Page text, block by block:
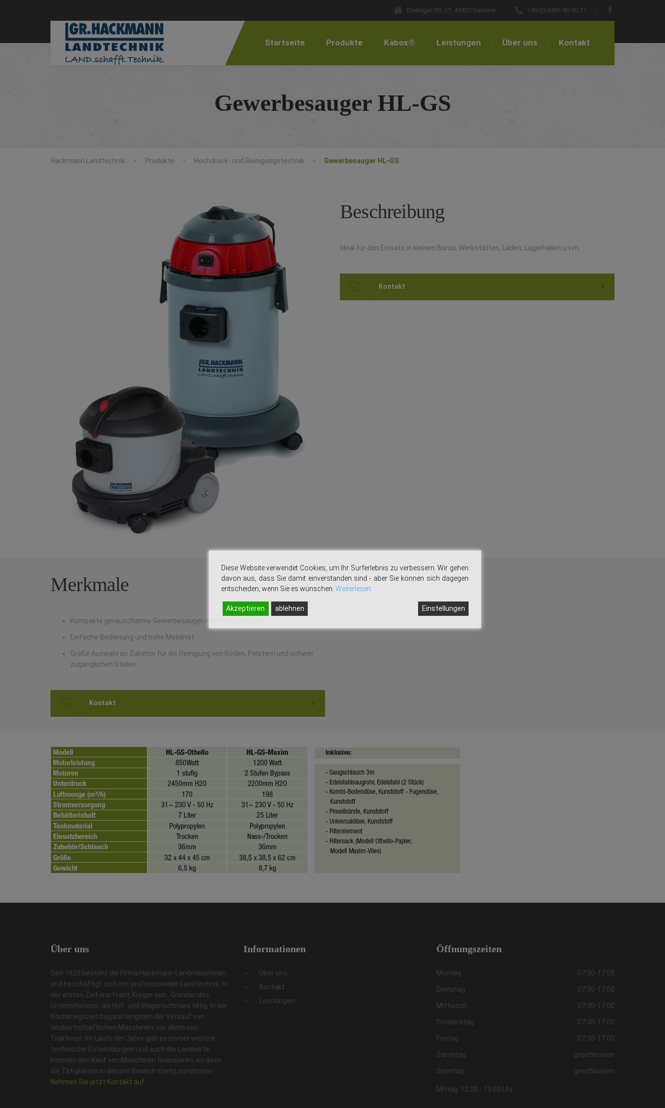
Dielinger Str. 21, 49401 Damme +49 (0)5491 90 90 77
Startseite Produkte Kabox® Leistungen Über uns Kontakt
Gewerbesauger HL-GS
Hackmann Landtechnik Produkte Hochdruck- und Reinigungstechnik Gewerbesauger HL-GS
Beschreibung
Ideal für den Einsatz in kleinen Büros, Werkstätten, Läden, Lagerhallen u.v.m.
Kontakt
Merkmale
Kompakte geräuscharme Gewerbesauger mit hoher Leistung
Einfache Bedienung und hohe Mobilität
Große Auswahl an Zubehör für die Reinigung von Böden, Polstern und schwer
zugänglichen Stellen
Kontakt
Über uns
Seit 1926 besteht die Firma Hackmann Landmaschinen
und beschäftigt sich mit professioneller Landtechnik. In
der ersten Zeit war Franz Kröger sen., Gründer des
Unternehmens, als Huf- und Wagenschmied tätig. In der
Nachkriegszeit begann langsam der Verkauf von
landwirtschaftlichen Maschinen, vor allem von
Traktoren. Im Laufe der Jahre gab es immer weitere
technische Entwicklungen und auch die Landwirte
konnten den Kauf von Maschinen finanzieren, so dass
die Tätigkeiten in diesem Bereich stetig zunahmen.
Nehmen Sie jetzt Kontakt auf.
Informationen
Über uns
Kontakt
Leistungen
Öffnungszeiten
Montag 07:30-17:00
Dienstag 07:30-17:00
Mittwoch 07:30-17:00
Donnerstag 07:30-17:00
Freitag 07:30-17:00
Samstag geschlossen
Sonntag geschlossen
Mittag: 12:00 - 13:00 Uhr
Diese Website verwendet Cookies, um Ihr Surferlebnis zu verbessern. Wir gehen
davon aus, dass Sie damit einverstanden sind - aber Sie können sich dagegen
entscheiden, wenn Sie es wünschen. Weiterlesen
Akzeptieren ablehnen Einstellungen